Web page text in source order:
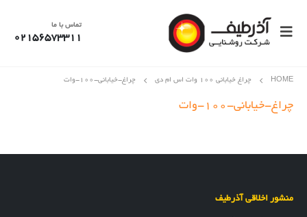
تماس با ما
02156573311
HOME چراغ خیابانی 100 وات اس ام دی چراغ-خیابانی-۱۰۰-وات
چراغ-خیابانی-۱۰۰-وات
منشور اخلاقی آذرطیف